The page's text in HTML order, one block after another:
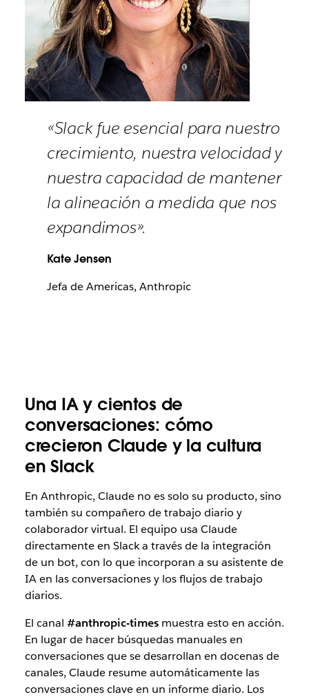
«Slack fue esencial para nuestro
crecimiento, nuestra velocidad y
nuestra capacidad de mantener
la alineación a medida que nos
expandimos».
Kate Jensen
Jefa de Americas, Anthropic
Una IA y cientos de
conversaciones: cómo
crecieron Claude y la cultura
en Slack
En Anthropic, Claude no es solo su producto, sino
también su compañero de trabajo diario y
colaborador virtual. El equipo usa Claude
directamente en Slack a través de la integración
de un bot, con lo que incorporan a su asistente de
IA en las conversaciones y los flujos de trabajo
diarios.
El canal #anthropic-timesmuestra esto en acción.
En lugar de hacer búsquedas manuales en
conversaciones que se desarrollan en docenas de
canales, Claude resume automáticamente las
conversaciones clave en un informe diario. Los